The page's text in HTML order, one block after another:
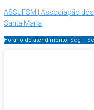
ASSUFSM | Associação
Santa Maria
Horário de atendimento: Seg –